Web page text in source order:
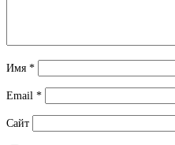
Имя *
Email *
Сайт